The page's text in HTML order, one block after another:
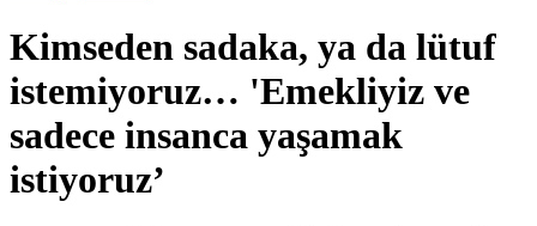
Kimseden sadaka, ya da lütuf
istemiyoruz… 'Emekliyiz ve
sadece insanca yaşamak
istiyoruz’